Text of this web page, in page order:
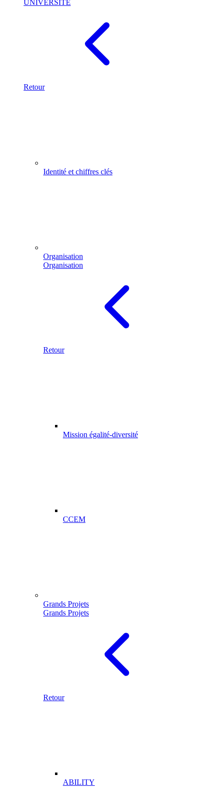
UNIVERSITE
Retour
Identité et chiffres clés
Organisation
Organisation
Retour
Mission égalité-diversité
CCEM
Grands Projets
Grands Projets
Retour
ABILITY